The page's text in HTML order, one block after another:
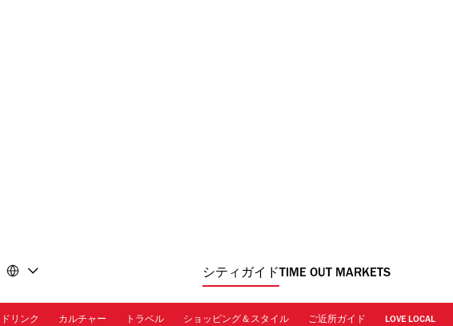
シティガイド TIME OUT MARKETS
リンク カルチャー トラベル ショッピング＆スタイル ご近所ガイド LOVE LOCAL